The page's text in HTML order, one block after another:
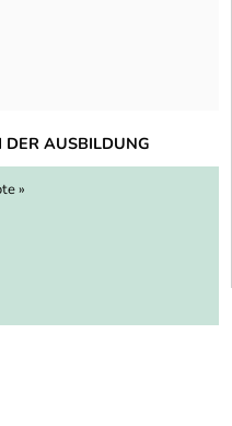
AUSBILDUNG
»